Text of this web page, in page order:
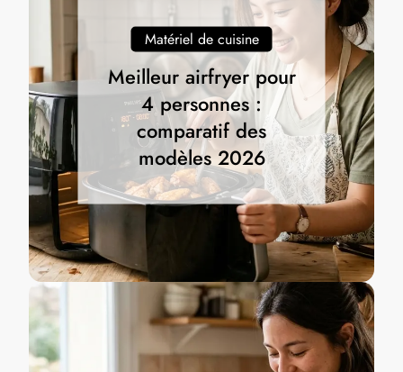
Matériel de cuisine
Meilleur airfryer pour
4 personnes :
comparatif des
modèles 2026